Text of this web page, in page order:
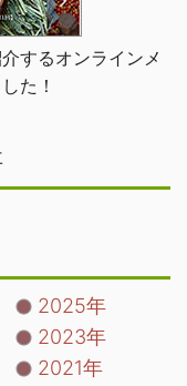
するオンラインメ
た！
2025年
2023年
2021年